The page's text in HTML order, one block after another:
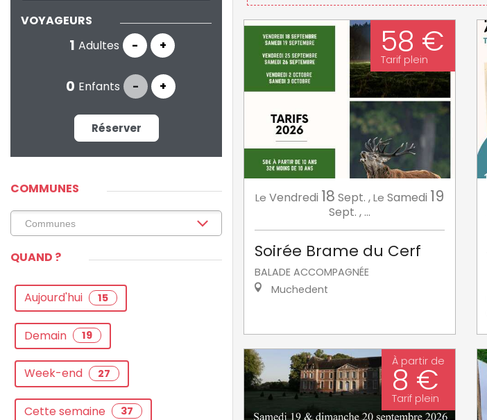
VOYAGEURS
Adultes
- +
Enfants - +
Réserver
COMMUNES
QUAND ?
Aujourd'hui 15
Demain 19
Week-end 27
Cette semaine 37
58 €
Tarif plein
Le Vendredi 18 Sept. ,Le Samedi 19
Sept. , ...
Soirée Brame du Cerf
BALADE ACCOMPAGNÉE
Muchedent
À partir de
8 €
Tarif plein